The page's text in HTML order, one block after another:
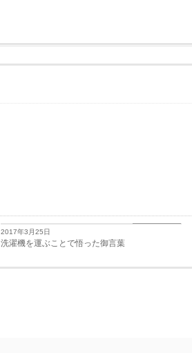
2017年3月25日
洗濯機を運ぶことで悟った御言葉